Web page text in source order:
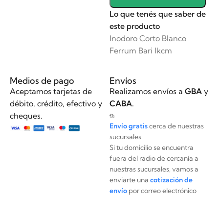
Lo que tenés que saber de
este producto
Inodoro Corto Blanco
Ferrum Bari Ikcm
Medios de pago
Aceptamos tarjetas de
débito, crédito, efectivo y
cheques.
Envíos
Realizamos envíos a GBAy
CABA.
Envío gratiscerca de nuestras
sucursales
Si tu domicilio se encuentra
fuera del radio de cercanía a
nuestras sucursales, vamos a
enviarte una cotización de
envíopor correo electrónico